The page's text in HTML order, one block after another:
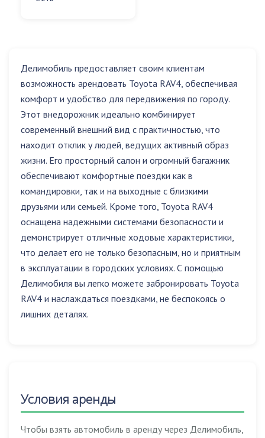
Делимобиль предоставляет своим клиентам
возможность арендовать Toyota RAV4, обеспечивая
комфорт и удобство для передвижения по городу.
Этот внедорожник идеально комбинирует
современный внешний вид с практичностью, что
находит отклик у людей, ведущих активный образ
жизни. Его просторный салон и огромный багажник
обеспечивают комфортные поездки как в
командировки, так и на выходные с близкими
друзьями или семьей. Кроме того, Toyota RAV4
оснащена надежными системами безопасности и
демонстрирует отличные ходовые характеристики,
что делает его не только безопасным, но и приятным
в эксплуатации в городских условиях. С помощью
Делимобиля вы легко можете забронировать Toyota
RAV4 и наслаждаться поездками, не беспокоясь о
лишних деталях.
Условия аренды
Чтобы взять автомобиль в аренду через Делимобиль,